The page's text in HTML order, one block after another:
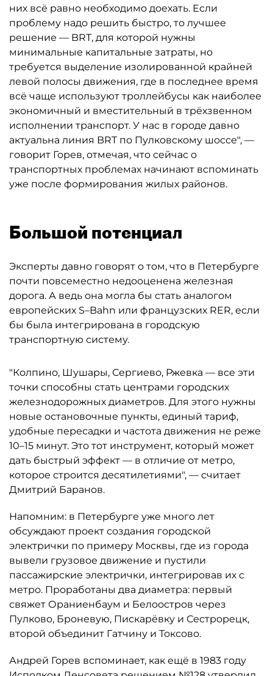
них всё равно необходимо доехать. Если
проблему надо решить быстро, то лучшее
решение — BRT, для которой нужны
минимальные капитальные затраты, но
требуется выделение изолированной крайней
левой полосы движения, где в последнее время
всё чаще используют троллейбусы как наиболее
экономичный и вместительный в трёхзвенном
исполнении транспорт. У нас в городе давно
актуальна линия BRT по Пулковскому шоссе", —
говорит Горев, отмечая, что сейчас о
транспортных проблемах начинают вспоминать
уже после формирования жилых районов.
Большой потенциал
Эксперты давно говорят о том, что в Петербурге
почти повсеместно недооценена железная
дорога. А ведь она могла бы стать аналогом
европейских S–Bahn или французских RER, если
бы была интегрирована в городскую
транспортную систему.
"Колпино, Шушары, Сергиево, Ржевка — все эти
точки способны стать центрами городских
железнодорожных диаметров. Для этого нужны
новые остановочные пункты, единый тариф,
удобные пересадки и частота движения не реже
10–15 минут. Это тот инструмент, который может
дать быстрый эффект — в отличие от метро,
которое строится десятилетиями", — считает
Дмитрий Баранов.
Напомним: в Петербурге уже много лет
обсуждают проект создания городской
электрички по примеру Москвы, где из города
вывели грузовое движение и пустили
пассажирские электрички, интегрировав их с
метро. Проработаны два диаметра: первый
свяжет Ораниенбаум и Белоостров через
Пулково, Броневую, Пискарёвку и Сестрорецк,
второй объединит Гатчину и Токсово.
Андрей Горев вспоминает, как ещё в 1983 году